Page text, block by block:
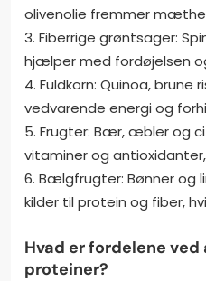
olivenolie fremmer
3. Fiberrige grøntsager:
hjælper med fordøjelsen
4. Fuldkorn: Quinoa, brune
vedvarende energi og
5. Frugter: Bær, æbler og
vitaminer og
6. Bælgfrugter: Bønner og
kilder til protein og fiber,
Hvad er fordelene
proteiner?